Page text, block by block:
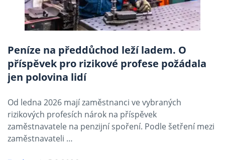
Peníze na předdůchod leží ladem. O
příspěvek pro rizikové profese požádala
jen polovina lidí
Od ledna 2026 mají zaměstnanci ve vybraných
rizikových profesích nárok na příspěvek
zaměstnavatele na penzijní spoření. Podle šetření mezi
zaměstnavateli …